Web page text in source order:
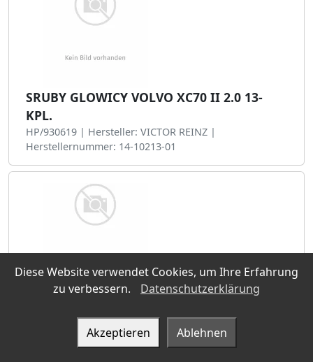
SRUBY GLOWICY VOLVO XC70 II 2.0 13-
KPL.
HP/930619 | Hersteller: VICTOR REINZ |
Herstellernummer: 14-10213-01
ZEST.SRUB GLOW.CYLIN. PEUGEOT 207 06-
HP/933980 | Hersteller: VICTOR REINZ |
Herstellernummer: 14-32343-01
Diese Website verwendet Cookies, um Ihre Erfahrung
zu verbessern.
Datenschutzerklärung
Akzeptieren Ablehnen